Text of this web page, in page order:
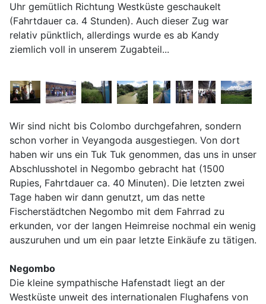
Uhr gemütlich Richtung Westküste geschaukelt
(Fahrtdauer ca. 4 Stunden). Auch dieser Zug war
relativ pünktlich, allerdings wurde es ab Kandy
ziemlich voll in unserem Zugabteil...
Wir sind nicht bis Colombo durchgefahren, sondern
schon vorher in Veyangoda ausgestiegen. Von dort
haben wir uns ein Tuk Tuk genommen, das uns in unser
Abschlusshotel in Negombo gebracht hat (1500
Rupies, Fahrtdauer ca. 40 Minuten). Die letzten zwei
Tage haben wir dann genutzt, um das nette
Fischerstädtchen Negombo mit dem Fahrrad zu
erkunden, vor der langen Heimreise nochmal ein wenig
auszuruhen und um ein paar letzte Einkäufe zu tätigen.
Negombo
Die kleine sympathische Hafenstadt liegt an der
Westküste unweit des internationalen Flughafens von